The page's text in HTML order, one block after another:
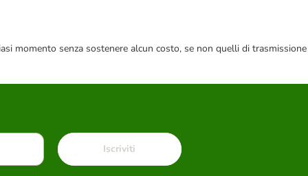
momento senza sostenere alcun costo, se non quelli di trasmissione
Iscriviti